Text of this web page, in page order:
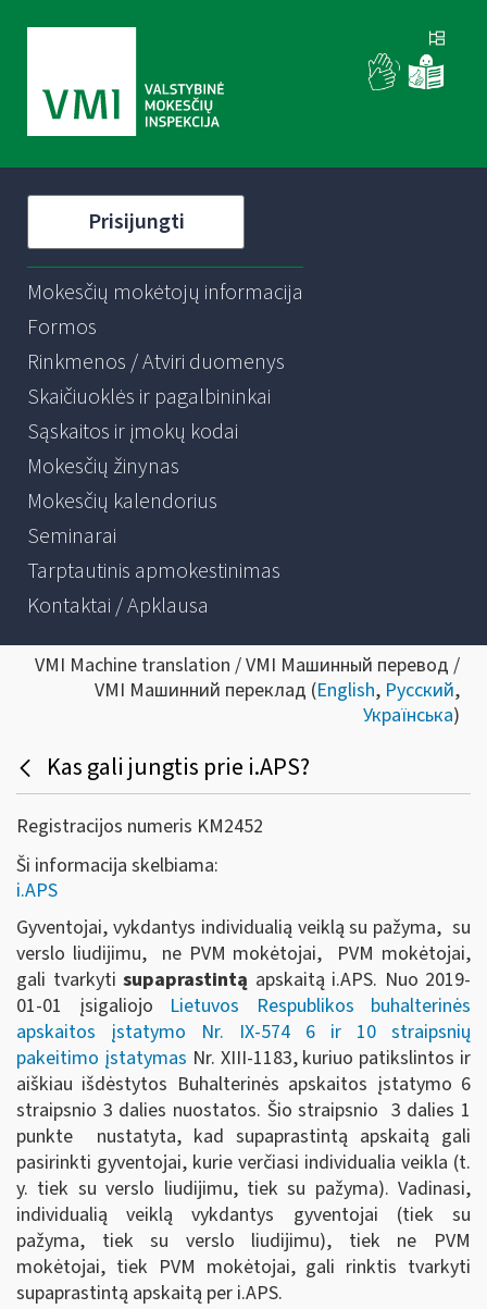
Prisijungti
Mokesčių mokėtojų informacija
Formos
Rinkmenos / Atviri duomenys
Skaičiuoklės ir pagalbininkai
Sąskaitos ir įmokų kodai
Mokesčių žinynas
Mokesčių kalendorius
Seminarai
Tarptautinis apmokestinimas
Kontaktai / Apklausa
VMI Machine translation / VMI Машинный перевод /
VMI Машинний переклад (English, Русский,
Українська)
Kas gali jungtis prie i.APS?
Registracijos numeris KM2452
Ši informacija skelbiama:
i.APS
Gyventojai, vykdantys individualią veiklą su pažyma, su
verslo liudijimu, ne PVM mokėtojai, PVM mokėtojai,
gali tvarkyti supaprastintą apskaitą i.APS. Nuo 2019-
01-01 įsigaliojo Lietuvos Respublikos buhalterinės
apskaitos įstatymo Nr. IX-574 6 ir 10 straipsnių
pakeitimo įstatymas Nr. XIII-1183, kuriuo patikslintos ir
aiškiau išdėstytos Buhalterinės apskaitos įstatymo 6
straipsnio 3 dalies nuostatos. Šio straipsnio 3 dalies 1
punkte nustatyta, kad supaprastintą apskaitą gali
pasirinkti gyventojai, kurie verčiasi individualia veikla (t.
y. tiek su verslo liudijimu, tiek su pažyma). Vadinasi,
individualią veiklą vykdantys gyventojai (tiek su
pažyma, tiek su verslo liudijimu), tiek ne PVM
mokėtojai, tiek PVM mokėtojai, gali rinktis tvarkyti
supaprastintą apskaitą per i.APS.